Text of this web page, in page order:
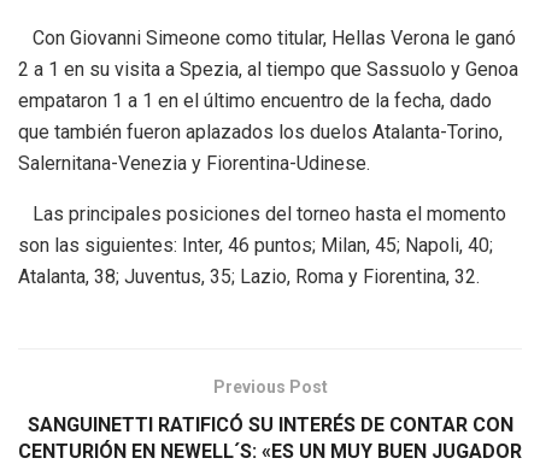
Con Giovanni Simeone como titular, Hellas Verona le ganó
2 a 1 en su visita a Spezia, al tiempo que Sassuolo y Genoa
empataron 1 a 1 en el último encuentro de la fecha, dado
que también fueron aplazados los duelos Atalanta-Torino,
Salernitana-Venezia y Fiorentina-Udinese.
Las principales posiciones del torneo hasta el momento
son las siguientes: Inter, 46 puntos; Milan, 45; Napoli, 40;
Atalanta, 38; Juventus, 35; Lazio, Roma y Fiorentina, 32.
Previous Post
SANGUINETTI RATIFICÓ SU INTERÉS DE CONTAR CON
CENTURIÓN EN NEWELL´S: «ES UN MUY BUEN JUGADOR